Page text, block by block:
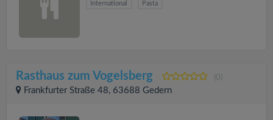
International Pasta
Rasthaus zum Vogelsberg (0)
Frankfurter Straße 48, 63688 Gedern